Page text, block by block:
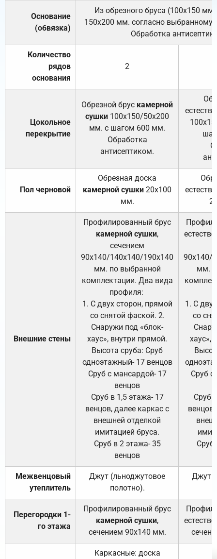
Основание
(обвязка)
Из обрезного бруса (100х150
150х200 мм. согласно выбранному
Обработка
Количество
рядов
основания
2
Цокольное
перекрытие
Обрезной брус камерной
сушки 100х150/50х200
мм. с шагом 600 мм.
Обработка
антисептиком.
Пол черновой
Обрезная доска
камерной сушки 20х100
мм.
Внешние стены
Профилированный брус
камерной сушки,
сечением
90х140/140х140/190х140
мм. по выбранной
комплектации. Два вида
профиля:
1. С двух сторон, прямой
со снятой фаской. 2.
Снаружи под «блок-
хаус», внутри прямой.
Высота сруба: Сруб
одноэтажный- 17 венцов
Сруб с мансардой- 17
венцов
Сруб в 1,5 этажа- 17
венцов, далее каркас с
внешней отделкой
имитацией бруса.
Сруб в 2 этажа- 35
венцов
90х140/
мм.
1. С
со
хаус»,
Сруб с
Сруб
Сруб
Межвенцовый
утеплитель
Джут (льноджутовое
полотно).
Джут
Перегородки 1-
го этажа
Профилированный брус
камерной сушки,
сечением 90х140 мм.
Каркасные: доска